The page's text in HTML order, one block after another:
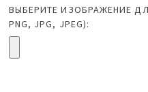
ВЫБЕРИТЕ ИЗОБРАЖЕНИЕ
PNG, JPG, JPEG):